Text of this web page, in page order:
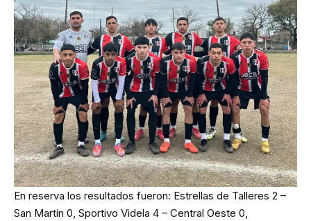
En reserva los resultados fueron: Estrellas de Talleres 2 –
San Martín 0, Sportivo Videla 4 – Central Oeste 0,